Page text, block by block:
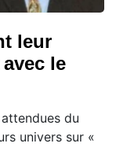
leur
le
du
univers sur «